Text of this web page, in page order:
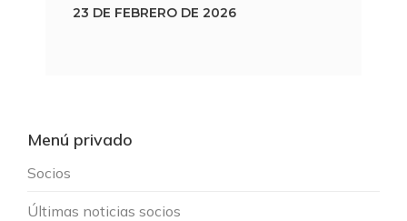
23 DE FEBRERO DE 2026
Menú privado
Socios
Últimas noticias socios